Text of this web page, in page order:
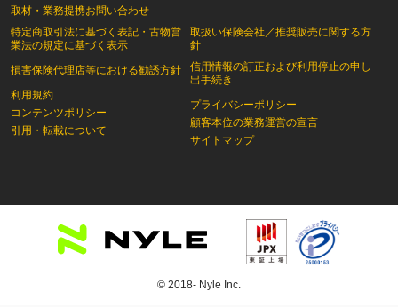
取材・業務提携お問い合わせ
特定商取引法に基づく表記・古物営
業法の規定に基づく表示
損害保険代理店等における勧誘方針
利用規約
コンテンツポリシー
引用・転載について
取扱い保険会社／推奨販売に関する方
針
信用情報の訂正および利用停止の申し
出手続き
プライバシーポリシー
顧客本位の業務運営の宣言
サイトマップ
© 2018- Nyle Inc.